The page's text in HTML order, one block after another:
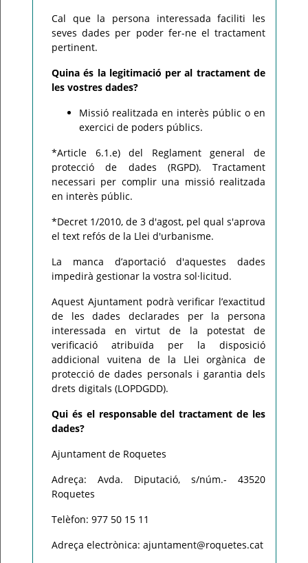
Cal que la persona interessada faciliti les
seves dades per poder fer-ne el tractament
pertinent.
Quina és la legitimació per al tractament de
les vostres dades?
Missió realitzada en interès públic o en
exercici de poders públics.
*Article 6.1.e) del Reglament general de
protecció de dades (RGPD). Tractament
necessari per complir una missió realitzada
en interès públic.
*Decret 1/2010, de 3 d'agost, pel qual s'aprova
el text refós de la Llei d'urbanisme.
La manca d’aportació d'aquestes dades
impedirà gestionar la vostra sol·licitud.
Aquest Ajuntament podrà verificar l’exactitud
de les dades declarades per la persona
interessada en virtut de la potestat de
verificació atribuïda per la disposició
addicional vuitena de la Llei orgànica de
protecció de dades personals i garantia dels
drets digitals (LOPDGDD).
Qui és el responsable del tractament de les
dades?
Ajuntament de Roquetes
Adreça: Avda. Diputació, s/núm.- 43520
Roquetes
Telèfon: 977 50 15 11
Adreça electrònica: ajuntament@roquetes.cat